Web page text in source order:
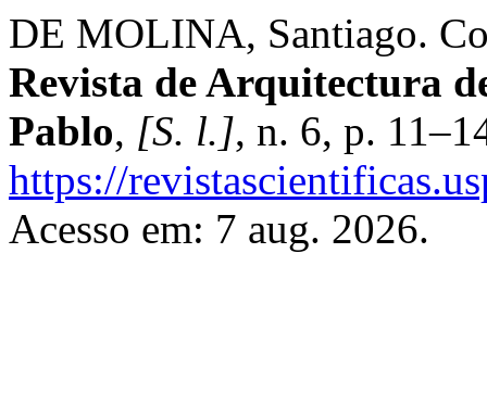
DE MOLINA, Santiago.
Revista de Arquitectura
Pablo, [S. l.], n. 6, p.
https://
Acesso em: 7 aug. 2026.